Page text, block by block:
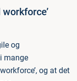
og
mange
og at det